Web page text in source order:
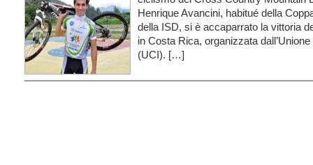
Henrique Avancini, habitué della
della ISD, si è accaparrato la vittoria
in Costa Rica, organizzata
(UCI). […]